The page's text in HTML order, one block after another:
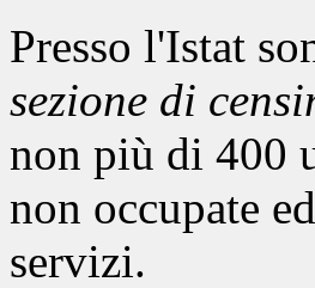
Presso l'Istat
sezione di
non più di 400
non occupate
servizi.